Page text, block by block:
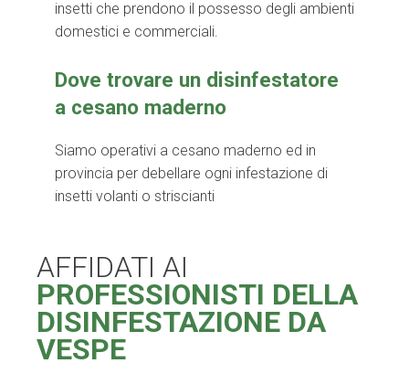
insetti che prendono il possesso degli ambienti
domestici e commerciali.
Dove trovare un disinfestatore
a cesano maderno
Siamo operativi a cesano maderno ed in
provincia per debellare ogni infestazione di
insetti volanti o striscianti
AFFIDATI AI
PROFESSIONISTI DELLA
DISINFESTAZIONE DA
VESPE